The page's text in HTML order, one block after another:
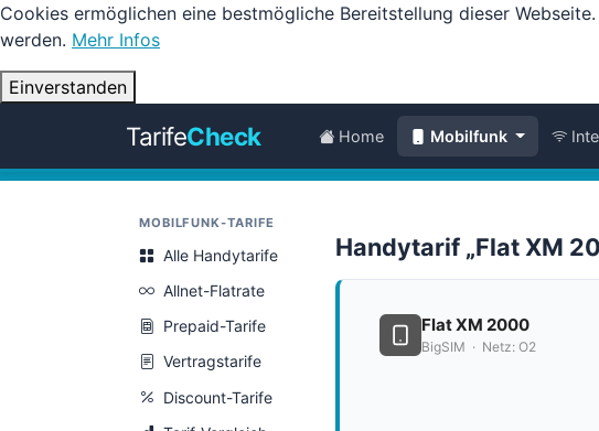
Cookies ermöglichen eine bestmögliche Bereitstellung dieser
werden. Mehr Infos
Einverstanden
TarifeCheck Home Mobilfunk
MOBILFUNK-TARIFE
Alle Handytarife
Allnet-Flatrate
Prepaid-Tarife
Vertragstarife
Discount-Tarife
Handytarif „Flat XM
Flat XM 2000
BigSIM · Netz: O2